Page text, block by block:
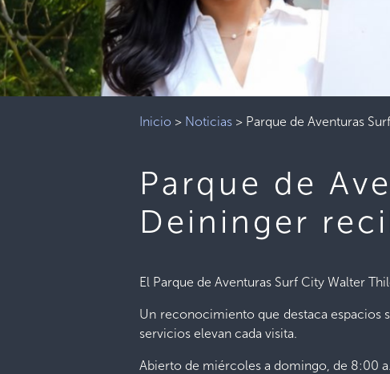
Inicio > Noticias > Parque de Aventuras
Parque de
Deininger
El Parque de Aventuras Surf City Walter
Un reconocimiento que destaca espacios
servicios elevan cada visita.
Abierto de miércoles a domingo, de 8:00